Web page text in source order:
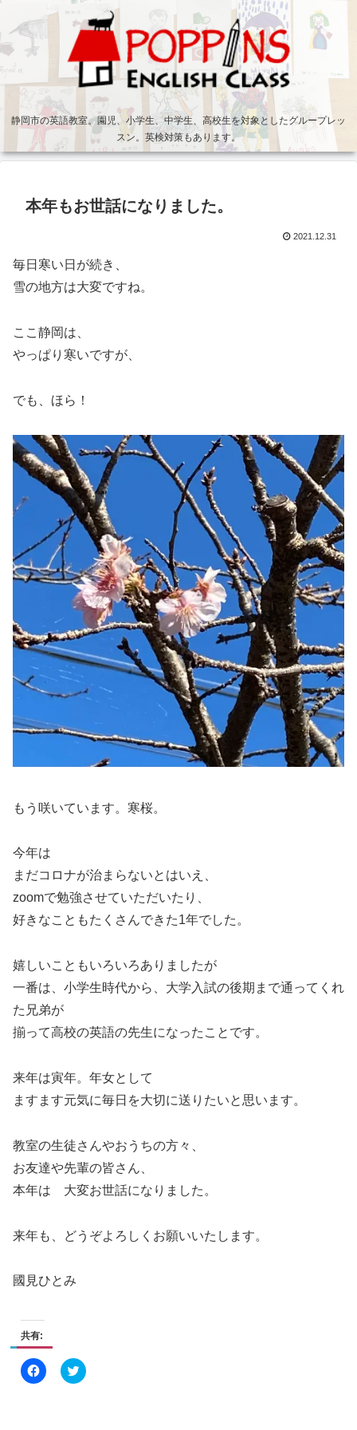
静岡市の英語教室。園児、小学生、中学生、高校生を対象としたグループレッ
スン。英検対策もあります。
本年もお世話になりました。
2021.12.31
毎日寒い日が続き、
雪の地方は大変ですね。
ここ静岡は、
やっぱり寒いですが、
でも、ほら！
もう咲いています。寒桜。
今年は
まだコロナが治まらないとはいえ、
zoomで勉強させていただいたり、
好きなこともたくさんできた1年でした。
嬉しいこともいろいろありましたが
一番は、小学生時代から、大学入試の後期まで通ってくれ
た兄弟が
揃って高校の英語の先生になったことです。
来年は寅年。年女として
ますます元気に毎日を大切に送りたいと思います。
教室の生徒さんやおうちの方々、
お友達や先輩の皆さん、
本年は 大変お世話になりました。
来年も、どうぞよろしくお願いいたします。
國見ひとみ
共有:
F
a
ク
リ